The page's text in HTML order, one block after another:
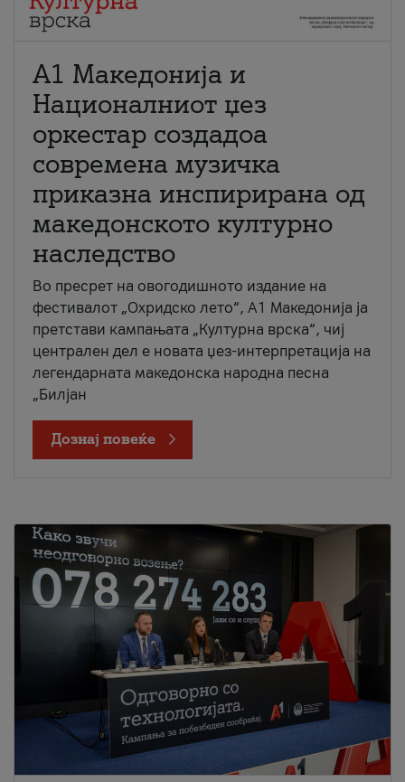
А1 Македонија и
Националниот џез
оркестар создадоа
современа музичка
приказна инспирирана од
македонското културно
наследство
Во пресрет на овогодишното издание на
фестивалот „Охридско лето“, А1 Македонија ја
претстави кампањата „Културна врска“, чиј
централен дел е новата џез-интерпретација на
легендарната македонска народна песна
„Билјан
Дознај повеќе